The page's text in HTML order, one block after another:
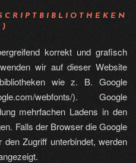
korrekt und grafisch
wir auf dieser Website
wie z. B. Google
webfonts/). Google
mehrfachen Ladens in den
Falls der Browser die Google
Zugriff unterbindet, werden